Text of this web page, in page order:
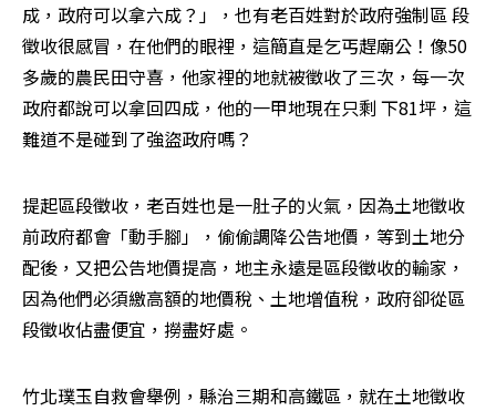
成，政府可以拿六成？」，也有老百姓對於政府強制區 段
徵收很感冒，在他們的眼裡，這簡直是乞丐趕廟公！像50
多歲的農民田守喜，他家裡的地就被徵收了三次，每一次
政府都說可以拿回四成，他的一甲地現在只剩 下81坪，這
難道不是碰到了強盜政府嗎？
提起區段徵收，老百姓也是一肚子的火氣，因為土地徵收
前政府都會「動手腳」，偷偷調降公告地價，等到土地分
配後，又把公告地價提高，地主永遠是區段徵收的輸家，
因為他們必須繳高額的地價稅、土地增值稅，政府卻從區
段徵收佔盡便宜，撈盡好處。
竹北璞玉自救會舉例，縣治三期和高鐵區，就在土地徵收